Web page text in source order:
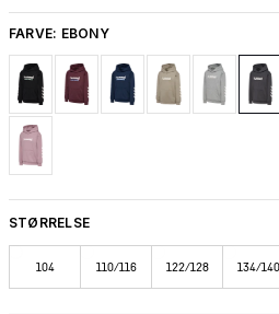
FARVE: EBONY
STØRRELSE
104 110/116 122/128 134/140